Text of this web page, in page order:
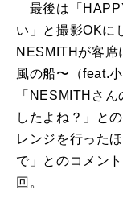
最後は「
い」と撮影OKに
NESMITHが客席
風の船〜（feat.
「NESMITHさ
したよね？」と
レンジを行った
で」とのコメン
回。